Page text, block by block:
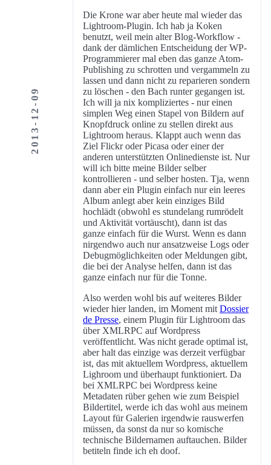
2013-12-09
Die Krone war aber heute mal wieder das
Lightroom-Plugin. Ich hab ja Koken
benutzt, weil mein alter Blog-Workflow -
dank der dämlichen Entscheidung der WP-
Programmierer mal eben das ganze Atom-
Publishing zu schrotten und vergammeln zu
lassen und dann nicht zu reparieren sondern
zu löschen - den Bach runter gegangen ist.
Ich will ja nix kompliziertes - nur einen
simplen Weg einen Stapel von Bildern auf
Knopfdruck online zu stellen direkt aus
Lightroom heraus. Klappt auch wenn das
Ziel Flickr oder Picasa oder einer der
anderen unterstützten Onlinedienste ist. Nur
will ich bitte meine Bilder selber
kontrollieren - und selber hosten. Tja, wenn
dann aber ein Plugin einfach nur ein leeres
Album anlegt aber kein einziges Bild
hochlädt (obwohl es stundelang rumrödelt
und Aktivität vortäuscht), dann ist das
ganze einfach für die Wurst. Wenn es dann
nirgendwo auch nur ansatzweise Logs oder
Debugmöglichkeiten oder Meldungen gibt,
die bei der Analyse helfen, dann ist das
ganze einfach nur für die Tonne.
Also werden wohl bis auf weiteres Bilder
wieder hier landen, im Moment mit Dossier
de Presse, einem Plugin für Lightroom das
über XMLRPC auf Wordpress
veröffentlicht. Was nicht gerade optimal ist,
aber halt das einzige was derzeit verfügbar
ist, das mit aktuellem Wordpress, aktuellem
Lighroom und überhaupt funktioniert. Da
bei XMLRPC bei Wordpress keine
Metadaten rüber gehen wie zum Beispiel
Bildertitel, werde ich das wohl aus meinem
Layout für Galerien irgendwie rauswerfen
müssen, da sonst da nur so komische
technische Bildernamen auftauchen. Bilder
betiteln finde ich eh doof.